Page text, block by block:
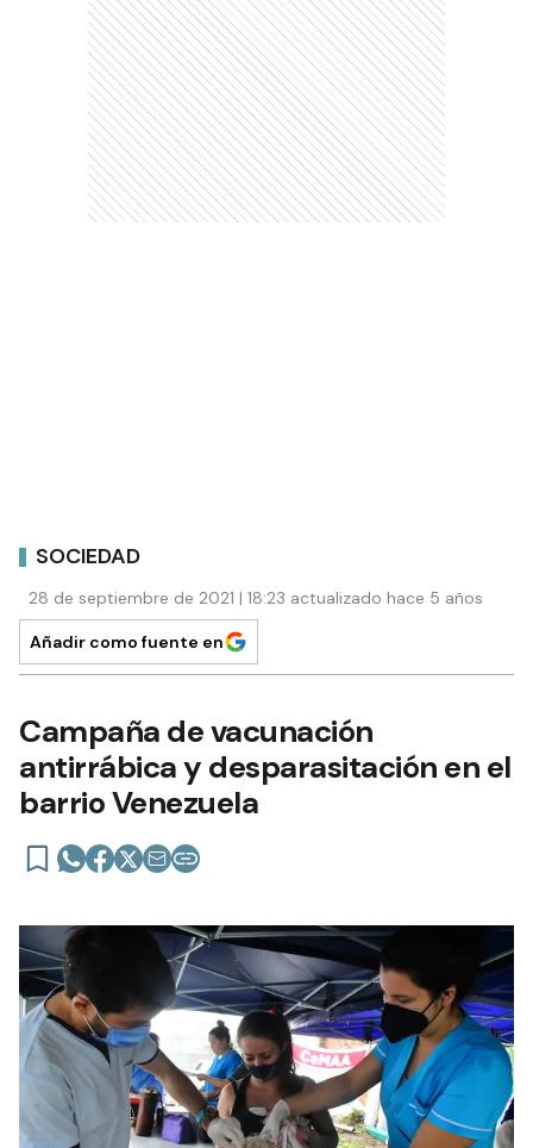
SOCIEDAD
28 de septiembre de 2021 | 18:23 actualizado hace 5 años
Añadir como fuente en
Campaña de vacunación
antirrábica y desparasitación en el
barrio Venezuela